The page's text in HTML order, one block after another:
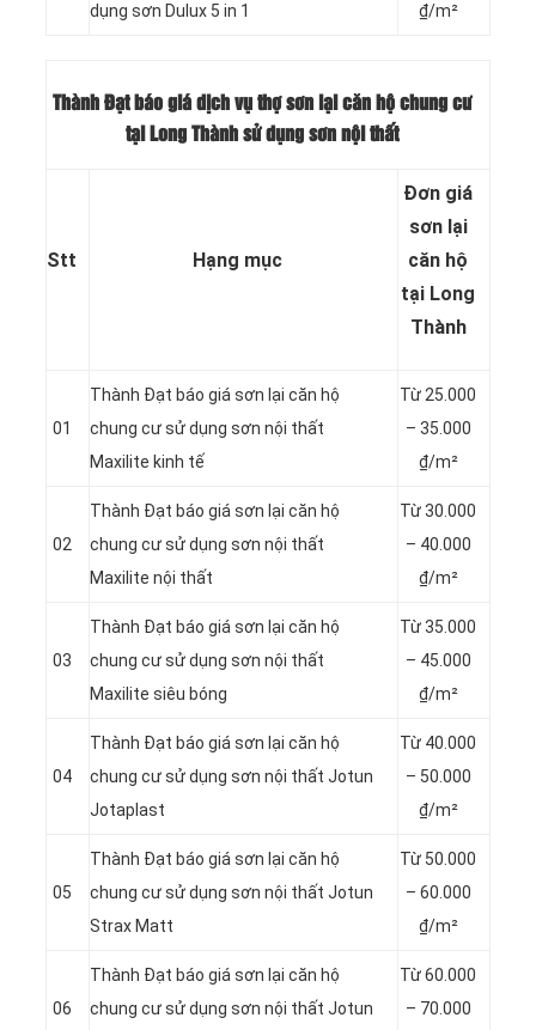
dụng sơn Dulux 5 in 1
₫/m²
Thành Đạt báo giá dịch vụ thợ sơn lại căn hộ chung cư
tại Long Thành sử dụng sơn nội thất
Stt Hạng mục
Đơn giá
sơn lại
căn hộ
tại Long
Thành
01
Thành Đạt báo giá sơn lại căn hộ
chung cư sử dụng sơn nội thất
Maxilite kinh tế
Từ25.000
– 35.000
₫/m²
02
Thành Đạt báo giá sơn lại căn hộ
chung cư sử dụng sơn nội thất
Maxilite nội thất
Từ 30.000
– 40.000
₫/m²
03
Thành Đạt báo giá sơn lại căn hộ
chung cư sử dụng sơn nội thất
Maxilite siêu bóng
Từ35.000
– 45.000
₫/m²
04
Thành Đạt báo giá sơn lại căn hộ
chung cư sử dụng sơn nội thất Jotun
Jotaplast
Từ 40.000
– 50.000
₫/m²
05
Thành Đạt báo giá sơn lại căn hộ
chung cư sử dụng sơn nội thất Jotun
Strax Matt
Từ 50.000
– 60.000
₫/m²
06
Thành Đạt báo giá sơn lại căn hộ
chung cư sử dụng sơn nội thất Jotun
Từ 60.000
– 70.000